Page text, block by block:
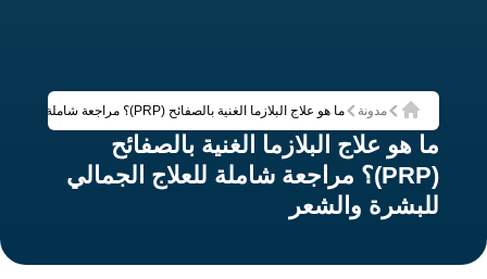
الرئيسية
مدونة ما هو علاج البلازما الغنية بالصفائح (PRP)؟ مراجعة شاملة للعلاج الجمالي للبشرة والشعر
ما هو علاج البلازما الغنية بالصفائح
(PRP)؟ مراجعة شاملة للعلاج الجمالي
للبشرة والشعر